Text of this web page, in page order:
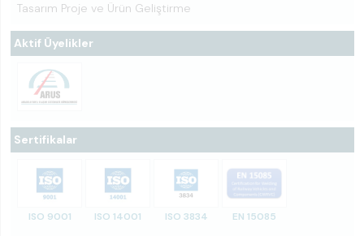
Tasarım Proje ve Ürün Geliştirme
Aktif Üyelikler
Sertifikalar
ISO 9001 ISO 14001 ISO 3834 EN 15085